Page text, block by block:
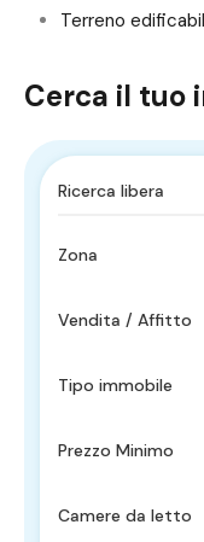
Terreno
Cerca il tuo
Zona
Vendita / Affitto
Tipo immobile
Prezzo Minimo
Camere da letto